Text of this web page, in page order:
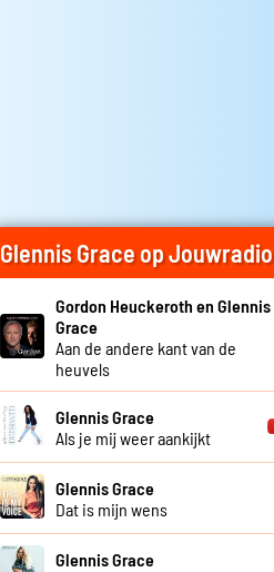
Glennis Grace op Jouwradio
Gordon Heuckeroth en Glennis
Grace
Aan de andere kant van de
heuvels
Glennis Grace
Als je mij weer aankijkt
Glennis Grace
Dat is mijn wens
Glennis Grace